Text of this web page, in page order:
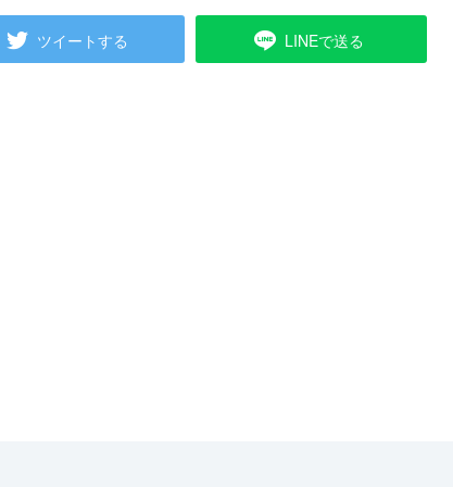
ツイートする LINEで送る